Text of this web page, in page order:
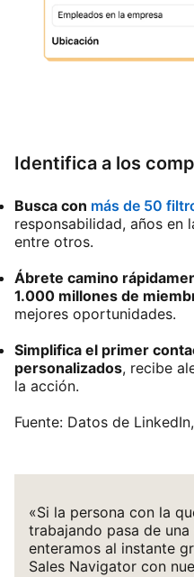
Identifica a los
Busca con más de 50
responsabilidad, años en
entre otros.
Ábrete camino
1.000 millones de
mejores oportunidades.
Simplifica el primer
personalizados, recibe
la acción.
Fuente: Datos de
«Si la persona con la
trabajando pasa de
enteramos al instante
Sales Navigator con